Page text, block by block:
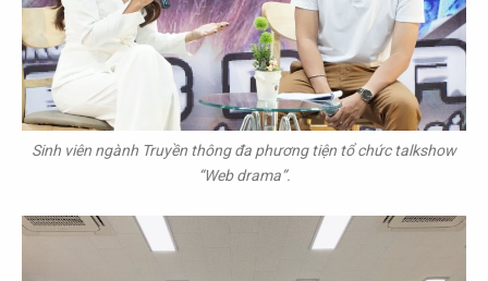
Sinh viên ngành Truyền thông đa phương tiện tổ chức talkshow
“Web drama”.